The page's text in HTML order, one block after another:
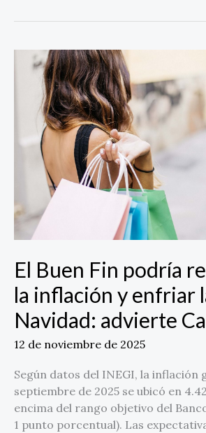
El Buen Fin podría
la inflación y enfriar
Navidad: advierte
12 de noviembre de 2025
Según datos del INEGI, la inflación
septiembre de 2025 se ubicó en
encima del rango objetivo del
1 punto porcentual). Las
Buen
podría
recalentar
inflación
enfriar
la
Navidad:
advierte
Capital.com